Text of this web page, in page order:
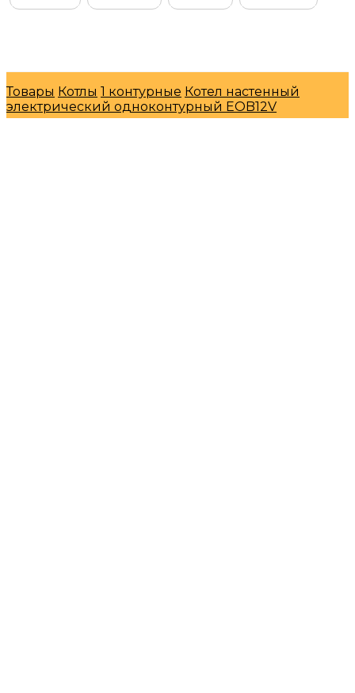
Товары Котлы 1 контурные Котел настенный
электрический одноконтурный EOB12V